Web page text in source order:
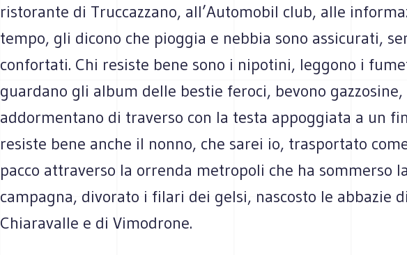
ristorante di Truccazzano, all’Automobil club, alle
tempo, gli dicono che pioggia e nebbia sono assicurati,
confortati. Chi resiste bene sono i nipotini, leggono i
guardano gli album delle bestie feroci, bevono gazzosine,
addormentano di traverso con la testa appoggiata a un
resiste bene anche il nonno, che sarei io, trasportato
pacco attraverso la orrenda metropoli che ha sommerso la
campagna, divorato i filari dei gelsi, nascosto le abbazie di
Chiaravalle e di Vimodrone.